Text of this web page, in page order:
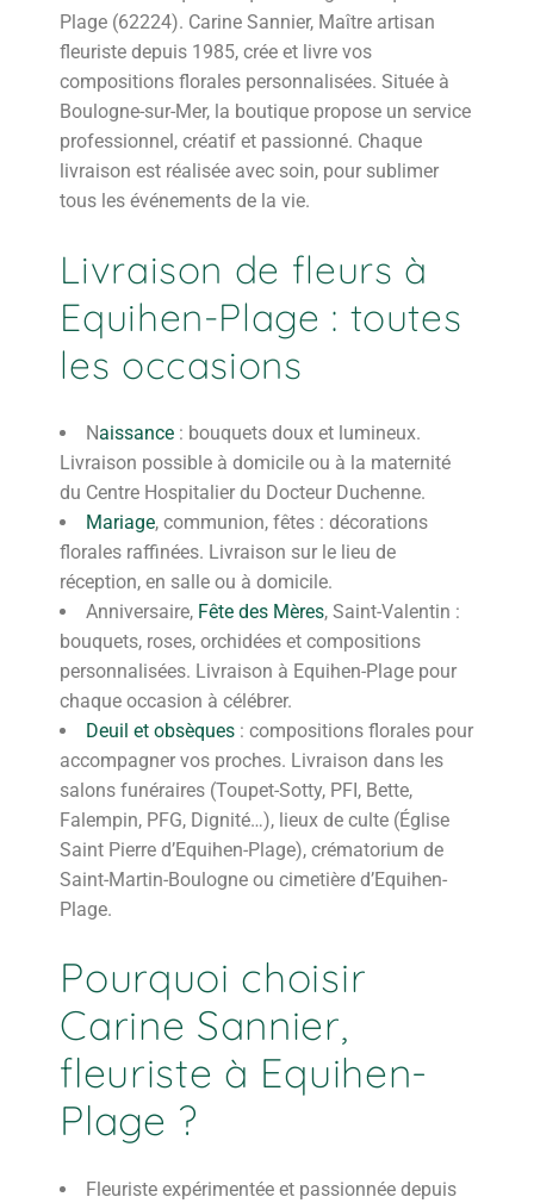
Plage (62224). Carine Sannier, Maître artisan
fleuriste depuis 1985, crée et livre vos
compositions florales personnalisées. Située à
Boulogne-sur-Mer, la boutique propose un service
professionnel, créatif et passionné. Chaque
livraison est réalisée avec soin, pour sublimer
tous les événements de la vie.
Livraison de fleurs à
Equihen-Plage : toutes
les occasions
Naissance : bouquets doux et lumineux.
Livraison possible à domicile ou à la maternité
du Centre Hospitalier du Docteur Duchenne.
Mariage, communion, fêtes : décorations
florales raffinées. Livraison sur le lieu de
réception, en salle ou à domicile.
Anniversaire, Fête des Mères, Saint-Valentin :
bouquets, roses, orchidées et compositions
personnalisées. Livraison à Equihen-Plage pour
chaque occasion à célébrer.
Deuil et obsèques : compositions florales pour
accompagner vos proches. Livraison dans les
salons funéraires (Toupet-Sotty, PFI, Bette,
Falempin, PFG, Dignité…), lieux de culte (Église
Saint Pierre d’Equihen-Plage), crématorium de
Saint-Martin-Boulogne ou cimetière d’Equihen-
Plage.
Pourquoi choisir
Carine Sannier,
fleuriste à Equihen-
Plage ?
Fleuriste expérimentée et passionnée depuis